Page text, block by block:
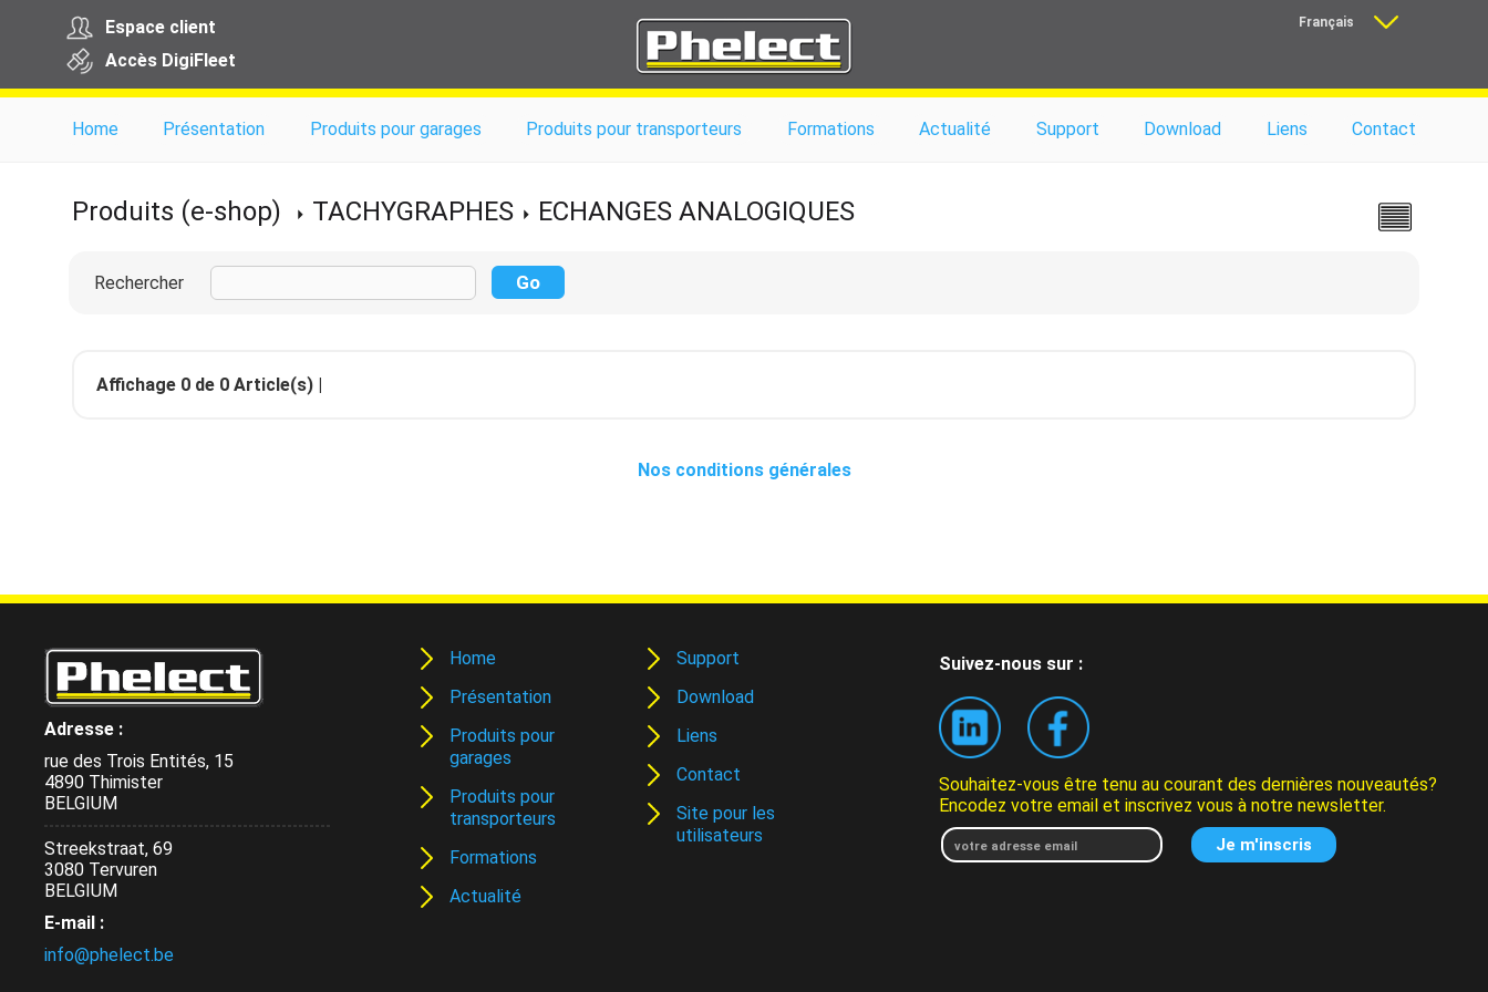
Espace client
Accès DigiFleet
Français
Home Présentation Produits pour garages Produits pour transporteurs Formations Actualité Support Download Liens Contact
Produits (e-shop) TACHYGRAPHES ECHANGES ANALOGIQUES
Rechercher
Affichage 0 de 0 Article(s) |
Nos conditions générales
Adresse :
rue des Trois Entités, 15
4890 Thimister
BELGIUM
Streekstraat, 69
3080 Tervuren
BELGIUM
E-mail :
info@phelect.be
Home
Présentation
Produits pour
garages
Produits pour
transporteurs
Formations
Actualité
Support
Download
Liens
Contact
Site pour les
utilisateurs
Suivez-nous sur :
Souhaitez-vous être tenu au courant des dernières nouveautés?
Encodez votre email et inscrivez vous à notre newsletter.